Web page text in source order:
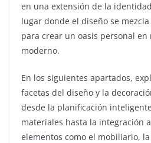
en una extensión de la
lugar donde el diseño se
para crear un oasis personal
moderno.
En los siguientes apartados,
facetas del diseño y la
desde la planificación
materiales hasta la integración
elementos como el mobiliario,